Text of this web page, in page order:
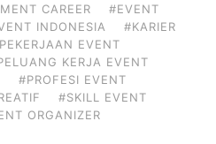
CAREER
#EVENT
INDONESIA
#KARIER
EVENT
KERJA EVENT
#PROFESI EVENT
#SKILL EVENT
ORGANIZER